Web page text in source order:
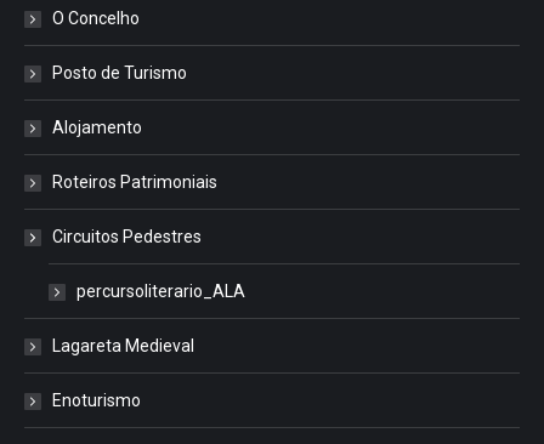
O Concelho
Posto de Turismo
Alojamento
Roteiros Patrimoniais
Circuitos Pedestres
percursoliterario_ALA
Lagareta Medieval
Enoturismo